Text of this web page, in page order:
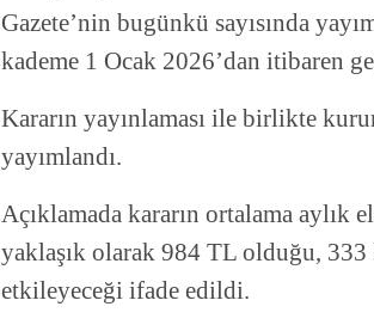
Gazete’nin bugünkü sayısında
kademe 1 Ocak 2026’dan itibaren
Kararın yayınlaması ile birlikte
yayımlandı.
Açıklamada kararın ortalama
yaklaşık olarak 984 TL olduğu,
etkileyeceği ifade edildi.